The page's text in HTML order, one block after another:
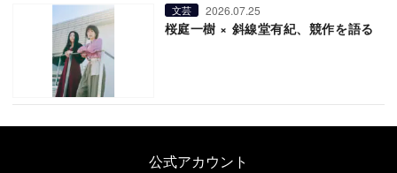
文芸 2026.07.25
桜庭一樹 × 斜線堂有紀、競作を語る
公式アカウント